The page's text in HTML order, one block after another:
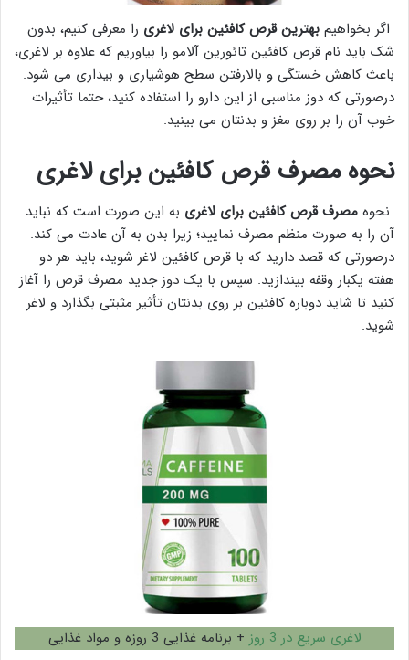
اگر بخواهیم بهترین قرص کافئین برای لاغری را معرفی کنیم، بدون
شک باید نام قرص کافئین تائورین آلامو را بیاوریم که علاوه بر لاغری،
باعث کاهش خستگی و بالارفتن سطح هوشیاری و بیداری می شود.
درصورتی که دوز مناسبی از این دارو را استفاده کنید، حتما تأثیرات
خوب آن را بر روی مغز و بدنتان می بینید.
نحوه مصرف قرص کافئین برای لاغری
نحوه مصرف قرص کافئین برای لاغری به این صورت است که نباید
آن را به صورت منظم مصرف نمایید؛ زیرا بدن به آن عادت می کند.
درصورتی که قصد دارید که با قرص کافئین لاغر شوید، باید هر دو
هفته یکبار وقفه بیندازید. سپس با یک دوز جدید مصرف قرص را آغاز
کنید تا شاید دوباره کافئین بر روی بدنتان تأثیر مثبتی بگذارد و لاغر
شوید.
لاغری سریع در 3 روز + برنامه غذایی 3 روزه و مواد غذایی